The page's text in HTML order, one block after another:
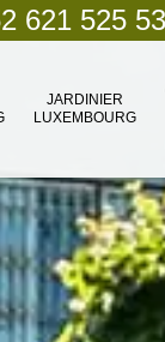
621 525
JARDINIER
LUXEMBOURG